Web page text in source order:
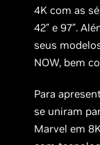
4K com as
42″ e 97″.
seus
NOW, bem
Para
se uniram
Marvel em